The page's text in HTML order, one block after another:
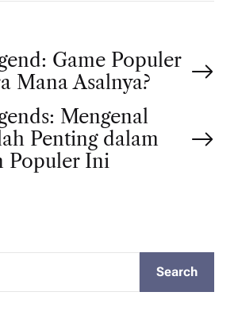
Game Populer
Mana Asalnya?
Mengenal
Penting dalam
Populer Ini
Search